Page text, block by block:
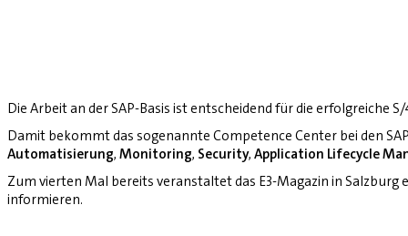
Die Arbeit an der SAP-Basis ist entscheidend für die erfolgreiche
Damit bekommt das sogenannte Competence Center bei den
Automatisierung, Monitoring, Security, Application Lifecycle
Zum vierten Mal bereits veranstaltet das E3-Magazin in
informieren.